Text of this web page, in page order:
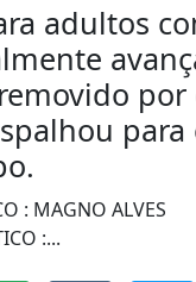
adultos
para
:...